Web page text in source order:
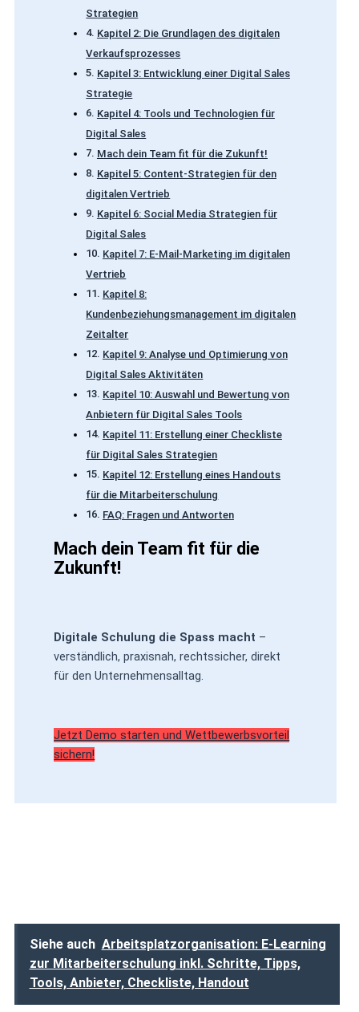
Strategien
Kapitel 2: Die Grundlagen des digitalen
Verkaufsprozesses
Kapitel 3: Entwicklung einer Digital Sales
Strategie
Kapitel 4: Tools und Technologien für
Digital Sales
Mach dein Team fit für die Zukunft!
Kapitel 5: Content-Strategien für den
digitalen Vertrieb
Kapitel 6: Social Media Strategien für
Digital Sales
Kapitel 7: E-Mail-Marketing im digitalen
Vertrieb
Kapitel 8:
Kundenbeziehungsmanagement im digitalen
Zeitalter
Kapitel 9: Analyse und Optimierung von
Digital Sales Aktivitäten
Kapitel 10: Auswahl und Bewertung von
Anbietern für Digital Sales Tools
Kapitel 11: Erstellung einer Checkliste
für Digital Sales Strategien
Kapitel 12: Erstellung eines Handouts
für die Mitarbeiterschulung
FAQ: Fragen und Antworten
Mach dein Team fit für die
Zukunft!
Digitale Schulung die Spass macht –
verständlich, praxisnah, rechtssicher, direkt
für den Unternehmensalltag.
Jetzt Demo starten und Wettbewerbsvorteil
sichern!
Siehe auch Arbeitsplatzorganisation: E-Learning
zur Mitarbeiterschulung inkl. Schritte, Tipps,
Tools, Anbieter, Checkliste, Handout